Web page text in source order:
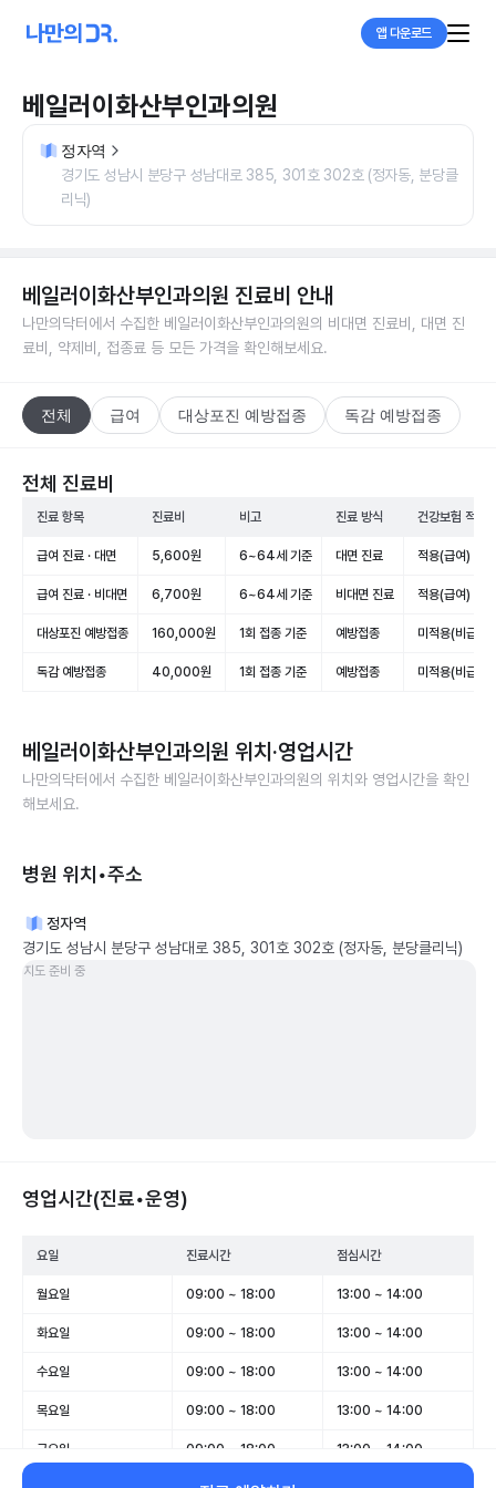
앱 다운로드
베일러이화산부인과의원
정자역
경기도 성남시 분당구 성남대로 385, 301호 302호 (정자동, 분당클
리닉)
베일러이화산부인과의원 진료비 안내
나만의닥터에서 수집한 베일러이화산부인과의원의 비대면 진료비, 대면 진
료비, 약제비, 접종료 등 모든 가격을 확인해보세요.
전체 급여 대상포진 예방접종 독감 예방접종
전체 진료비
진료 항목 진료비 비고 진료 방식 건강보험 적용
급여 진료 · 대면 5,600원 6~64세 기준 대면 진료 적용(급여)
급여 진료 · 비대면 6,700원 6~64세 기준 비대면 진료 적용(급여)
대상포진 예방접종 160,000원 1회 접종 기준 예방접종 미적용(비급여)
독감 예방접종 40,000원 1회 접종 기준 예방접종 미적용(비급여)
베일러이화산부인과의원 위치·영업시간
나만의닥터에서 수집한 베일러이화산부인과의원의 위치와 영업시간을 확인
해보세요.
병원 위치•주소
정자역
경기도 성남시 분당구 성남대로 385, 301호 302호 (정자동, 분당클리닉)
지도 준비 중
영업시간(진료•운영)
요일 진료시간 점심시간
월요일 09:00 ~ 18:00 13:00 ~ 14:00
화요일 09:00 ~ 18:00 13:00 ~ 14:00
수요일 09:00 ~ 18:00 13:00 ~ 14:00
목요일 09:00 ~ 18:00 13:00 ~ 14:00
금요일 09:00 ~ 18:00 13:00 ~ 14:00